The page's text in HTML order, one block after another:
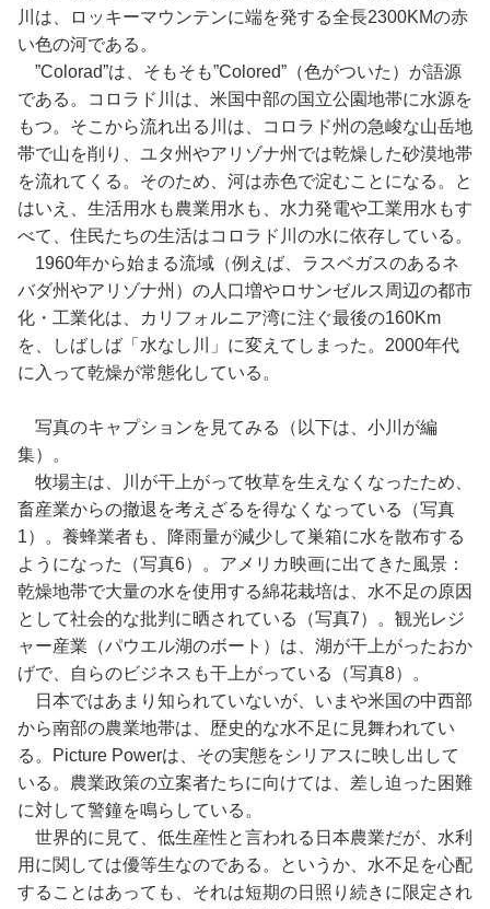
川は、ロッキーマウンテンに端を発する全長2300KMの赤
い色の河である。
”Colorad”は、そもそも”Colored”（色がついた）が語源
である。コロラド川は、米国中部の国立公園地帯に水源を
もつ。そこから流れ出る川は、コロラド州の急峻な山岳地
帯で山を削り、ユタ州やアリゾナ州では乾燥した砂漠地帯
を流れてくる。そのため、河は赤色で淀むことになる。と
はいえ、生活用水も農業用水も、水力発電や工業用水もす
べて、住民たちの生活はコロラド川の水に依存している。
1960年から始まる流域（例えば、ラスベガスのあるネ
バダ州やアリゾナ州）の人口増やロサンゼルス周辺の都市
化・工業化は、カリフォルニア湾に注ぐ最後の160Km
を、しばしば「水なし川」に変えてしまった。2000年代
に入って乾燥が常態化している。
写真のキャプションを見てみる（以下は、小川が編
集）。
牧場主は、川が干上がって牧草を生えなくなったため、
畜産業からの撤退を考えざるを得なくなっている（写真
1）。養蜂業者も、降雨量が減少して巣箱に水を散布する
ようになった（写真6）。アメリカ映画に出てきた風景：
乾燥地帯で大量の水を使用する綿花栽培は、水不足の原因
として社会的な批判に晒されている（写真7）。観光レジ
ャー産業（パウエル湖のボート）は、湖が干上がったおか
げで、自らのビジネスも干上がっている（写真8）。
日本ではあまり知られていないが、いまや米国の中西部
から南部の農業地帯は、歴史的な水不足に見舞われてい
る。Picture Powerは、その実態をシリアスに映し出して
いる。農業政策の立案者たちに向けては、差し迫った困難
に対して警鐘を鳴らしている。
世界的に見て、低生産性と言われる日本農業だが、水利
用に関しては優等生なのである。というか、水不足を心配
することはあっても、それは短期の日照り続きに限定され